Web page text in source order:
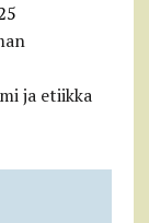
ja etiikka